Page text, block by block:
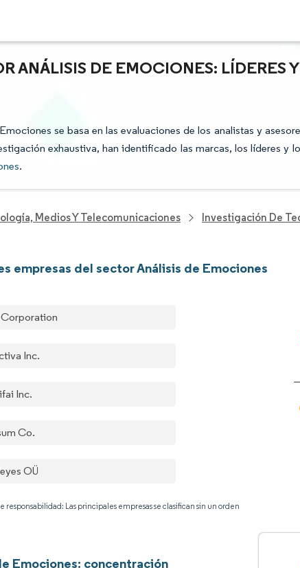
ANÁLISIS DE EMOCIONES: LÍDERES Y
se basa en las evaluaciones de los analistas y
exhaustiva, han identificado las marcas, los líderes y
.
Medios Y Telecomunicaciones Investigación De
empresas del sector Análisis de Emociones
Inc.
Inc.
Co.
OÜ
responsabilidad: Las principales empresas se clasifican sin un orden
Emociones: concentración